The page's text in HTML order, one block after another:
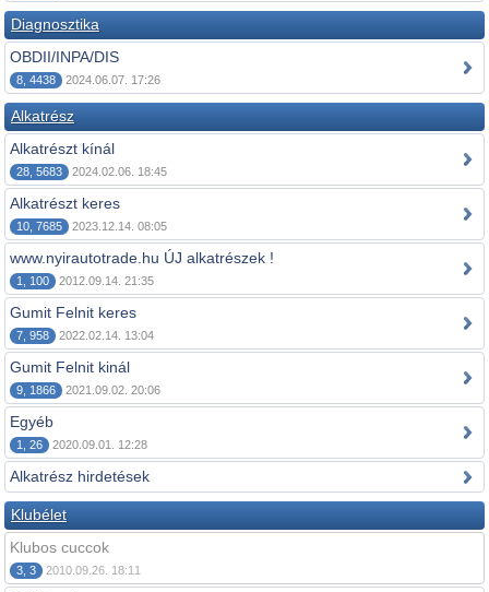
Diagnosztika
OBDII/INPA/DIS
8, 4438 2024.06.07. 17:26
Alkatrész
Alkatrészt kínál
28, 5683 2024.02.06. 18:45
Alkatrészt keres
10, 7685 2023.12.14. 08:05
www.nyirautotrade.hu ÚJ alkatrészek !
1, 100 2012.09.14. 21:35
Gumit Felnit keres
7, 958 2022.02.14. 13:04
Gumit Felnit kinál
9, 1866 2021.09.02. 20:06
Egyéb
1, 26 2020.09.01. 12:28
Alkatrész hirdetések
Klubélet
Klubos cuccok
3, 3 2010.09.26. 18:11